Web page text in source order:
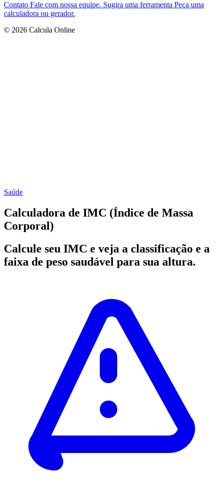
Contato Fale com nossa equipe. Sugira uma ferramenta Peça uma
calculadora ou gerador.
© 2026 Calcula Online
Saúde
Calculadora de IMC (Índice de Massa
Corporal)
Calcule seu IMC e veja a classificação e a
faixa de peso saudável para sua altura.